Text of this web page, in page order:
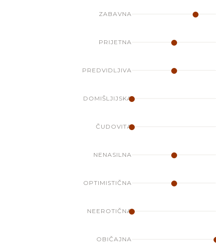
ZABAVNA
PRIJETNA
PREDVIDLJIVA
DOMIŠLJIJSKA
ČUDOVITA
NENASILNA
OPTIMISTIČNA
NEEROTIČNA
OBIČAJNA